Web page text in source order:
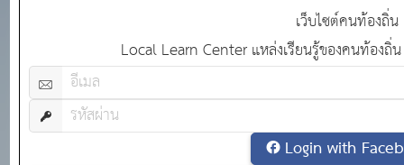
เว็บไซต์คนท้องถิ่น
Local Learn Center แหล่งเรียนรู้ของคนท้อง
Login with